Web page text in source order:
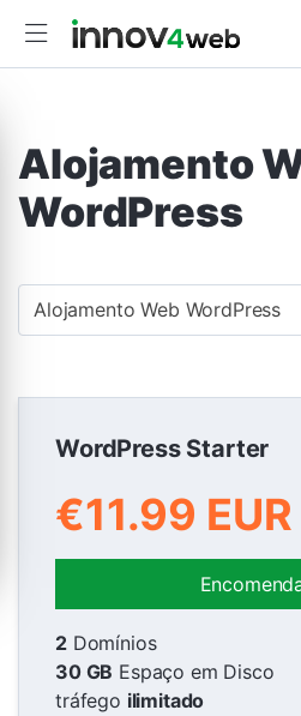
Alojamento
WordPress
Alojamento Web WordPress
WordPress Starter
€11.99 EUR
2Domínios
30 GB Espaço em Disco
tráfego ilimitado